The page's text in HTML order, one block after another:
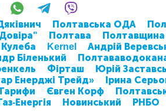
Полтавська ОДА
Полтава Полтавщина
Kernel Андрій
Біленький
Фірташ Юрій
Енерджі Трейд»
Ірина
Євген Корф
Енергія
Новинський РНБО